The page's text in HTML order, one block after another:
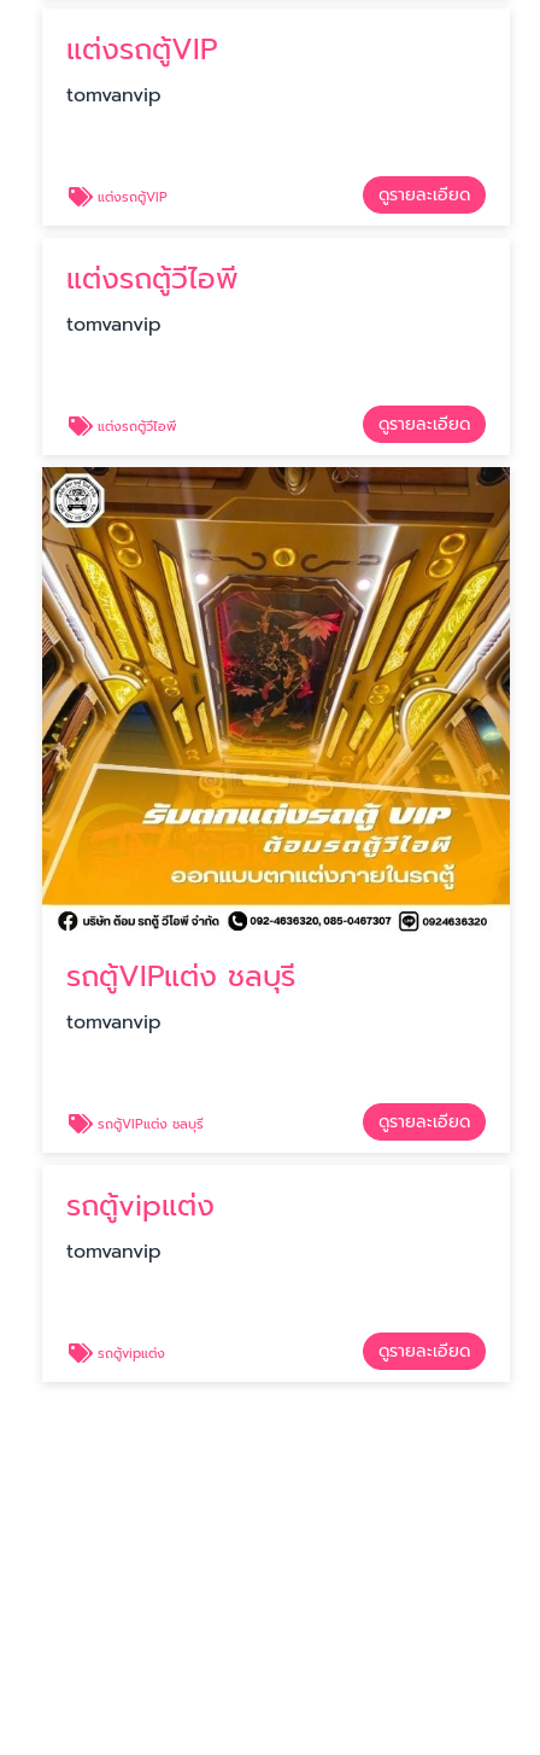
แต่งรถตู้VIP
tomvanvip
แต่งรถตู้VIP ดูรายละเอียด
แต่งรถตู้วีไอพี
tomvanvip
แต่งรถตู้วีไอพี ดูรายละเอียด
รถตู้VIPแต่ง ชลบุรี
tomvanvip
รถตู้VIPแต่ง ชลบุรี ดูรายละเอียด
รถตู้vipแต่ง
tomvanvip
รถตู้vipแต่ง ดูรายละเอียด